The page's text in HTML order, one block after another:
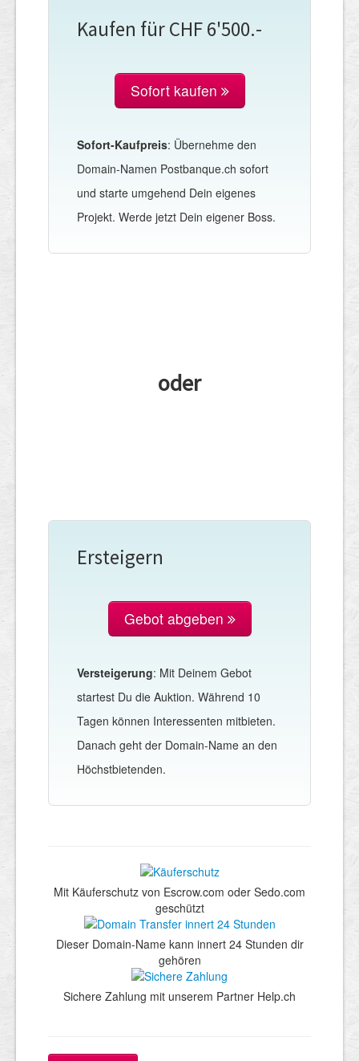
Kaufen für CHF 6'500.-
Sofort kaufen
Sofort-Kaufpreis: Übernehme den
Domain-Namen Postbanque.ch sofort
und starte umgehend Dein eigenes
Projekt. Werde jetzt Dein eigener Boss.
oder
Ersteigern
Gebot abgeben
Versteigerung: Mit Deinem Gebot
startest Du die Auktion. Während 10
Tagen können Interessenten mitbieten.
Danach geht der Domain-Name an den
Höchstbietenden.
Mit Käuferschutz von Escrow.com oder Sedo.com
geschützt
Dieser Domain-Name kann innert 24 Stunden dir
gehören
Sichere Zahlung mit unserem Partner Help.ch